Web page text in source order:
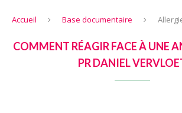
Accueil Base documentaire
COMMENT RÉAGIR FACE À UNE
PR DANIEL